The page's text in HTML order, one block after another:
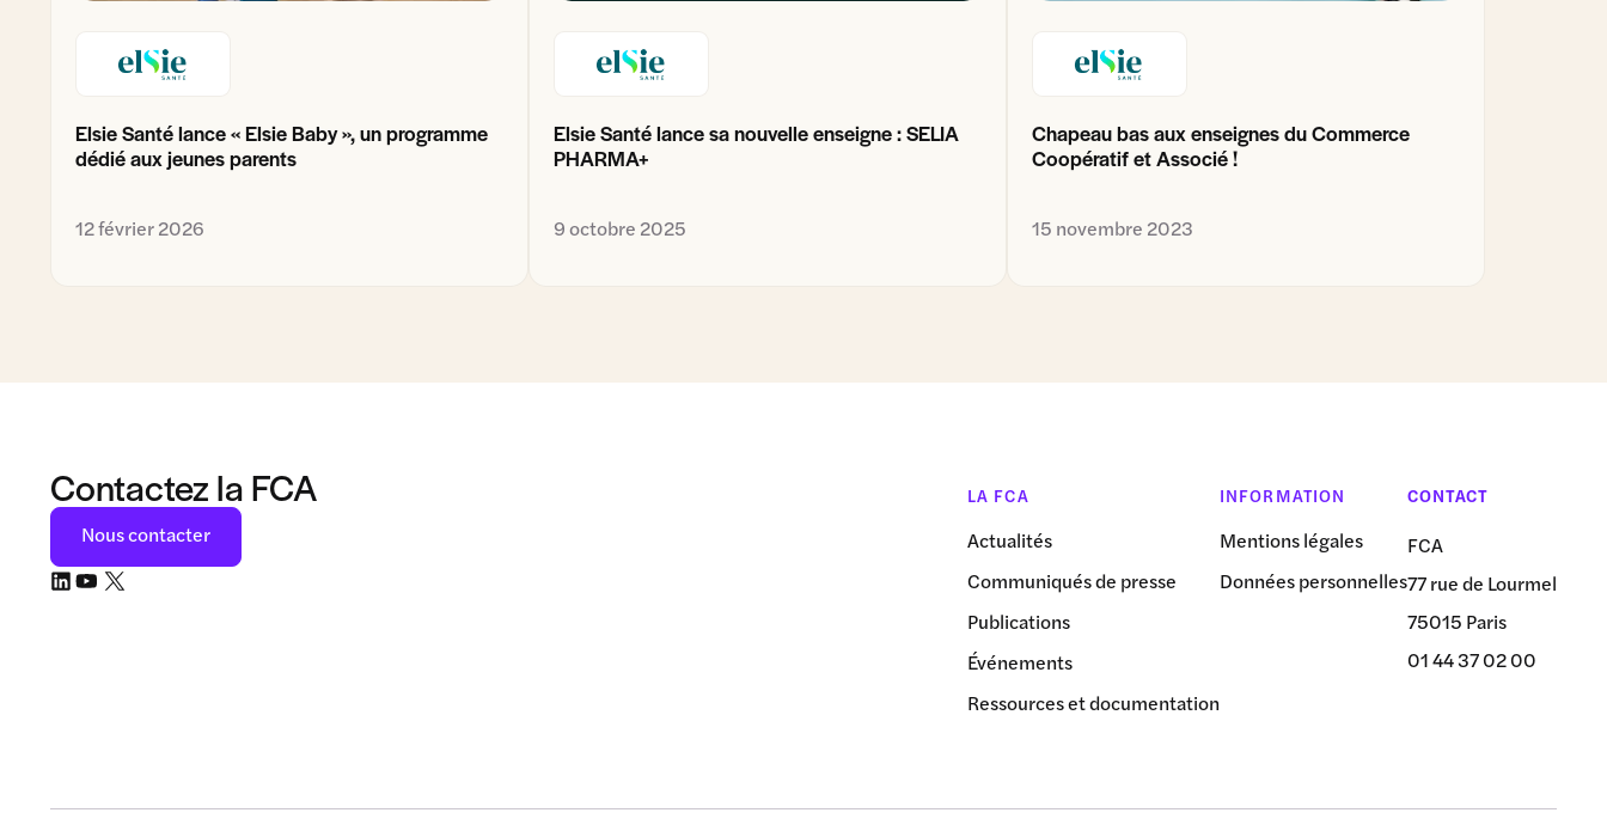
Elsie Santé lance « Elsie Baby », un programme
dédié aux jeunes parents
12 février 2026
Elsie Santé lance sa nouvelle enseigne : SELIA
PHARMA+
9 octobre 2025
Chapeau bas aux enseignes du Commerce
Coopératif et Associé !
15 novembre 2023
Contactez la FCA
Nous contacter
LA FCA
Actualités
Communiqués de presse
Publications
Événements
Ressources et documentation
INFORMATION
Mentions légales
Données personnelles
CONTACT
FCA
77 rue de Lourmel
75015 Paris
01 44 37 02 00